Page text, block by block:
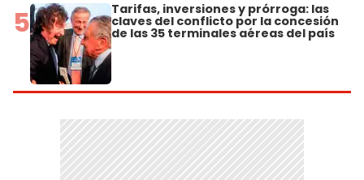
5 Tarifas, inversiones y prórroga: las
claves del conflicto por la concesión
de las 35 terminales aéreas del país